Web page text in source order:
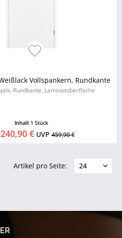
Vollspankern, Rundkante
Rundkante, Laminatoberfläche
Inhalt 1 Stück
€ UVP459,90 €
Artikel pro Seite: